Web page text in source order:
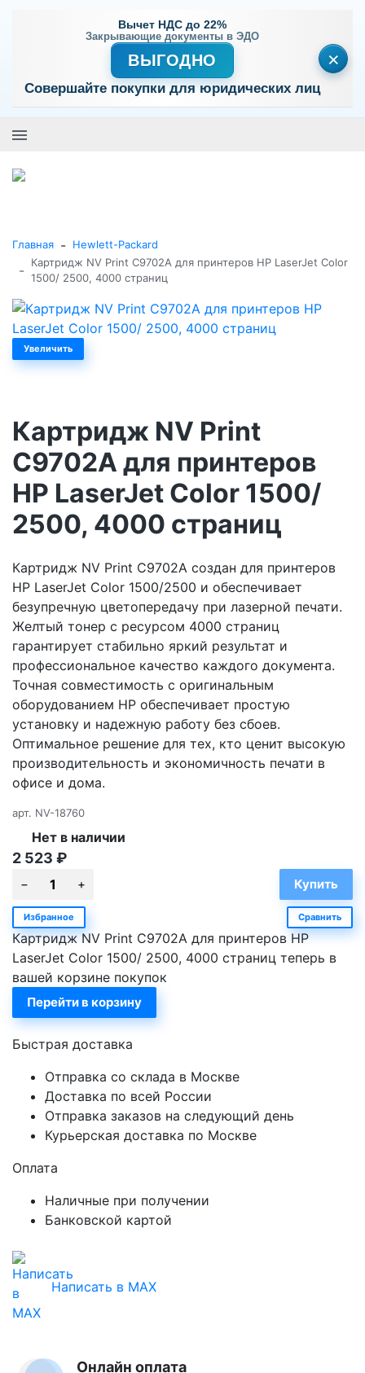
Вычет НДС до 22%
Закрывающие документы в ЭДО
ВЫГОДНО
Совершайте покупки для юридических лиц
×
Главная - Hewlett-Packard
-
Картридж NV Print C9702A для принтеров HP LaserJet Color
1500/ 2500, 4000 страниц
Увеличить
Картридж NV Print
C9702A для принтеров
HP LaserJet Color 1500/
2500, 4000 страниц
Картридж NV Print C9702A создан для принтеров
HP LaserJet Color 1500/2500 и обеспечивает
безупречную цветопередачу при лазерной печати.
Желтый тонер с ресурсом 4000 страниц
гарантирует стабильно яркий результат и
профессиональное качество каждого документа.
Точная совместимость с оригинальным
оборудованием HP обеспечивает простую
установку и надежную работу без сбоев.
Оптимальное решение для тех, кто ценит высокую
производительность и экономичность печати в
офисе и дома.
арт. NV-18760
Нет в наличии
2 523 ₽
Избранное Сравнить
Картридж NV Print C9702A для принтеров HP
LaserJet Color 1500/ 2500, 4000 страниц теперь в
вашей корзине покупок
Перейти в корзину
Быстрая доставка
Отправка со склада в Москве
Доставка по всей России
Отправка заказов на следующий день
Курьерская доставка по Москве
Оплата
Наличные при получении
Банковской картой
Написать в MAX
Онлайн оплата